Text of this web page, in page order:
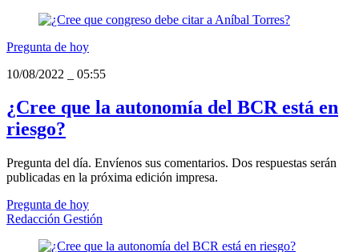
Pregunta de hoy
10/08/2022
05:55
¿Cree que la autonomía del BCR está en
riesgo?
Pregunta del día. Envíenos sus comentarios. Dos respuestas serán
publicadas en la próxima edición impresa.
Pregunta de hoy
Redacción Gestión